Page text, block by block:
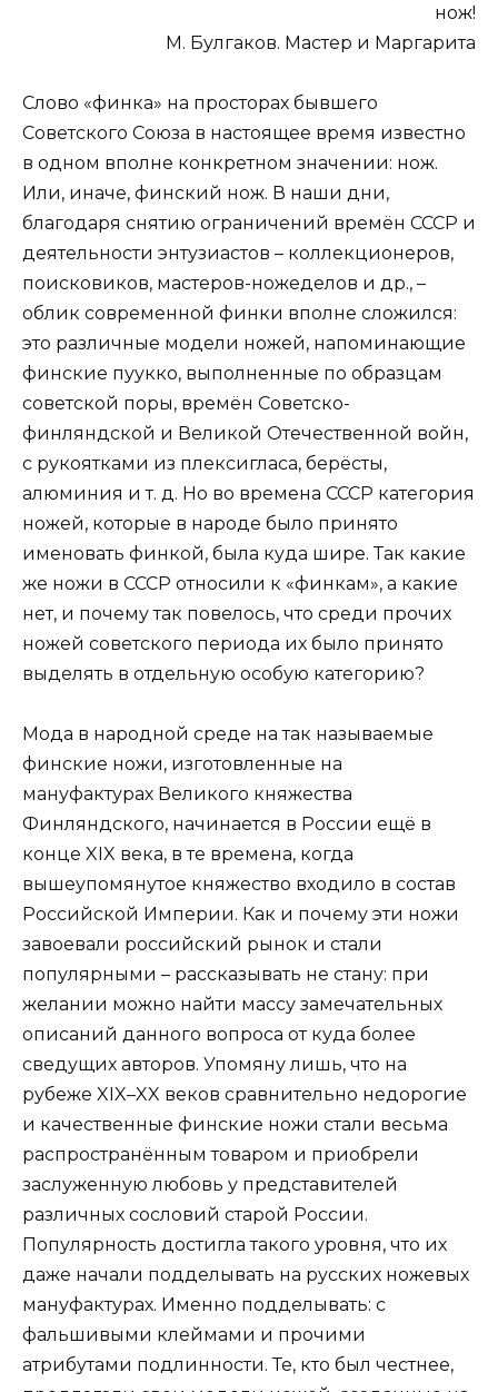
нож!
М. Булгаков. Мастер и Маргарита
Слово «финка» на просторах бывшего
Советского Союза в настоящее время известно
в одном вполне конкретном значении: нож.
Или, иначе, финский нож. В наши дни,
благодаря снятию ограничений времён СССР и
деятельности энтузиастов – коллекционеров,
поисковиков, мастеров-ножеделов и др., –
облик современной финки вполне сложился:
это различные модели ножей, напоминающие
финские пуукко, выполненные по образцам
советской поры, времён Советско-
финляндской и Великой Отечественной войн,
с рукоятками из плексигласа, берёсты,
алюминия и т. д. Но во времена СССР категория
ножей, которые в народе было принято
именовать финкой, была куда шире. Так какие
же ножи в СССР относили к «финкам», а какие
нет, и почему так повелось, что среди прочих
ножей советского периода их было принято
выделять в отдельную особую категорию?
Мода в народной среде на так называемые
финские ножи, изготовленные на
мануфактурах Великого княжества
Финляндского, начинается в России ещё в
конце XIX века, в те времена, когда
вышеупомянутое княжество входило в состав
Российской Империи. Как и почему эти ножи
завоевали российский рынок и стали
популярными – рассказывать не стану: при
желании можно найти массу замечательных
описаний данного вопроса от куда более
сведущих авторов. Упомяну лишь, что на
рубеже XIX–XX веков сравнительно недорогие
и качественные финские ножи стали весьма
распространённым товаром и приобрели
заслуженную любовь у представителей
различных сословий старой России.
Популярность достигла такого уровня, что их
даже начали подделывать на русских ножевых
мануфактурах. Именно подделывать: с
фальшивыми клеймами и прочими
атрибутами подлинности. Те, кто был честнее,